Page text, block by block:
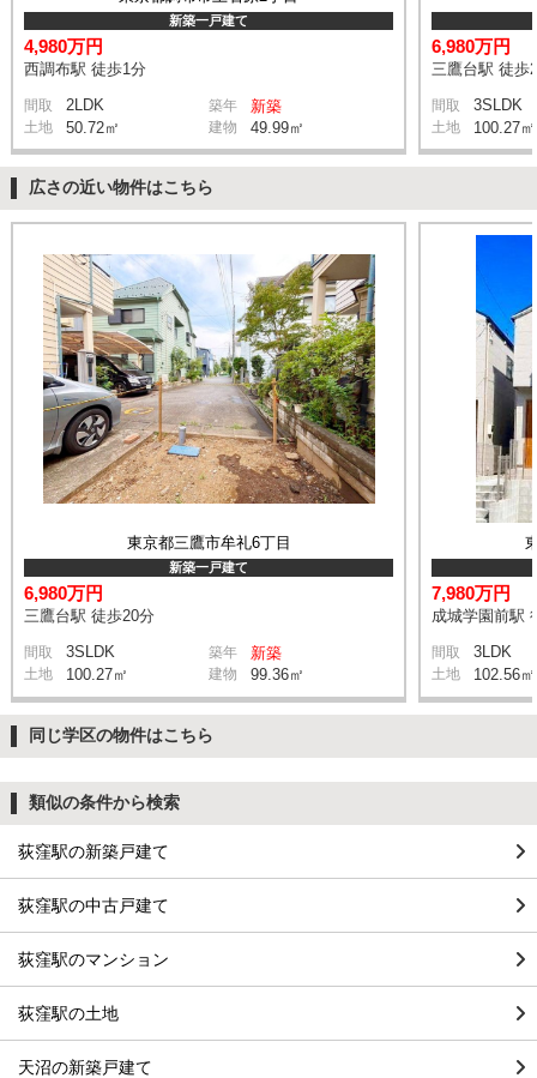
新築一戸建て
4,980万円
西調布駅 徒歩1分
間取 2LDK 築年 新築
土地 50.72㎡ 建物 49.99㎡
6,980万円
三鷹台駅 徒歩
間取 3SLDK
土地 100.27㎡
広さの近い物件はこちら
東京都三鷹市牟礼6丁目
新築一戸建て
6,980万円
三鷹台駅 徒歩20分
間取 3SLDK 築年 新築
土地 100.27㎡ 建物 99.36㎡
7,980万円
成城学園前駅
間取 3LDK
土地 102.56㎡
同じ学区の物件はこちら
類似の条件から検索
荻窪駅の新築戸建て
荻窪駅の中古戸建て
荻窪駅のマンション
荻窪駅の土地
天沼の新築戸建て